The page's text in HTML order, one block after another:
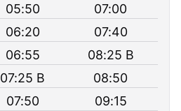
05:50
07:00
06:20
07:40
06:55
08:25 B
07:25 B
08:50
07:50 09:15